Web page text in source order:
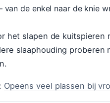
de enkel naar de knie
het slapen de
slaaphouding
Opeens veel plassen bij